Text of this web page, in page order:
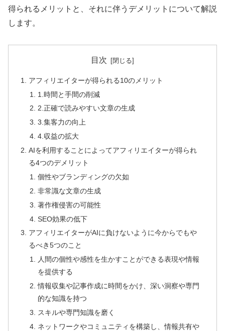
得られるメリットと、それに伴うデメリットについて解説
します。
目次
アフィリエイターが得られる10のメリット
1.時間と手間の削減
2.正確で読みやすい文章の生成
3.集客力の向上
4.収益の拡大
AIを利用することによってアフィリエイターが得られ
る4つのデメリット
個性やブランディングの欠如
非常識な文章の生成
著作権侵害の可能性
SEO効果の低下
アフィリエイターがAIに負けないように今からでもや
るべき5つのこと
人間の個性や感性を生かすことができる表現や情報
を提供する
情報収集や記事作成に時間をかけ、深い洞察や専門
的な知識を持つ
スキルや専門知識を磨く
ネットワークやコミュニティを構築し、情報共有や